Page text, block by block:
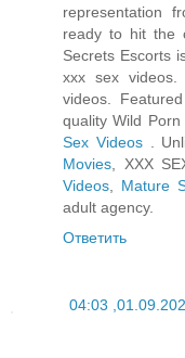
representation
ready to hit the
Secrets Escorts
xxx sex
videos.
quality Wild Porn
Sex Videos.
Movies , XXX
Videos
Mature
adult agency.
Ответить
01.09.2021,